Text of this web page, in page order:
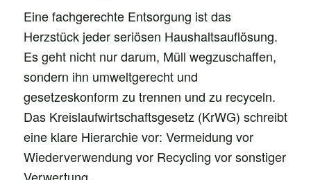
Eine fachgerechte Entsorgung ist das
Herzstück jeder seriösen Haushaltsauflösung.
Es geht nicht nur darum, Müll wegzuschaffen,
sondern ihn umweltgerecht und
gesetzeskonform zu trennen und zu recyceln.
Das Kreislaufwirtschaftsgesetz (KrWG) schreibt
eine klare Hierarchie vor: Vermeidung vor
Wiederverwendung vor Recycling vor sonstiger